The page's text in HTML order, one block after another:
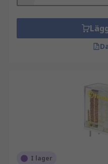
I lager